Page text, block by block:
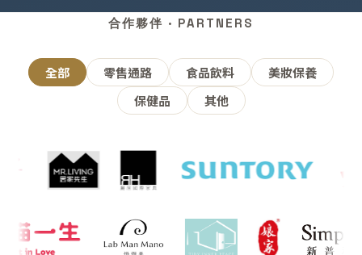
合作夥伴 · PARTNERS
全部 零售通路 食品飲料
美妝保養
保健品
其他